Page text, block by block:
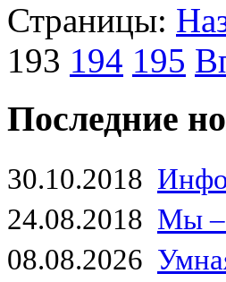
Страницы:
193 194 195
Последние
30.10.2018
24.08.2018 Мы –
08.08.2026